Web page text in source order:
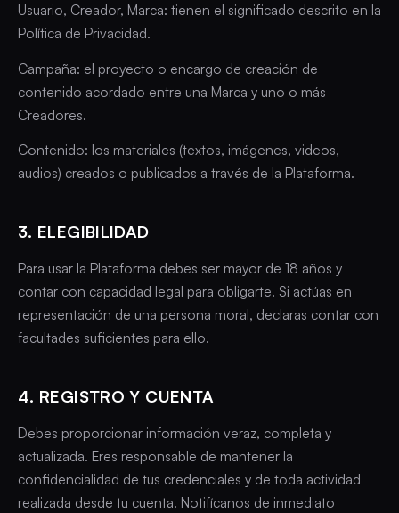
Usuario, Creador, Marca: tienen el significado descrito en la
Política de Privacidad.
Campaña: el proyecto o encargo de creación de
contenido acordado entre una Marca y uno o más
Creadores.
Contenido: los materiales (textos, imágenes, videos,
audios) creados o publicados a través de la Plataforma.
3. ELEGIBILIDAD
Para usar la Plataforma debes ser mayor de 18 años y
contar con capacidad legal para obligarte. Si actúas en
representación de una persona moral, declaras contar con
facultades suficientes para ello.
4. REGISTRO Y CUENTA
Debes proporcionar información veraz, completa y
actualizada. Eres responsable de mantener la
confidencialidad de tus credenciales y de toda actividad
realizada desde tu cuenta. Notifícanos de inmediato